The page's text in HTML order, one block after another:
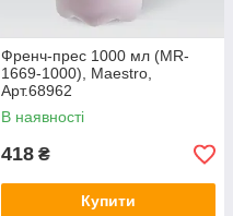
Френч-прес 1000 мл (MR-
1669-1000), Maestro,
Арт.68962
В наявності
418 ₴
Купити